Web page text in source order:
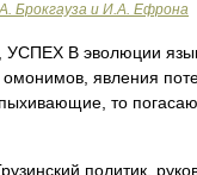
Брокгауза и И.А. Ефрона
В эволюции
явления
то
политик,